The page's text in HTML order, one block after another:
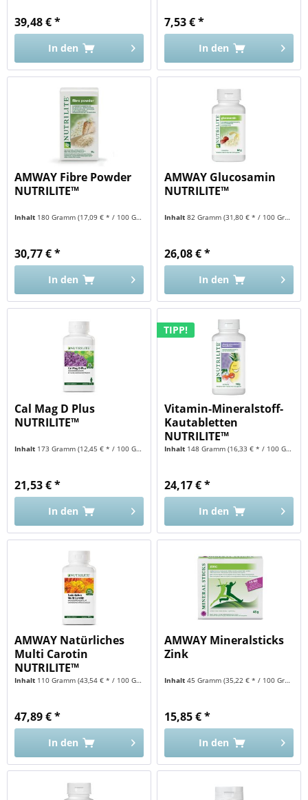
39,48 € *
In den
7,53 € *
In den
AMWAY Fibre Powder
NUTRILITE™
Inhalt 180 Gramm(17,09 € * / 100 Gramm)
30,77 € *
In den
AMWAY Glucosamin
NUTRILITE™
Inhalt82 Gramm(31,80 € * / 100 Gramm)
26,08 € *
In den
Cal Mag D Plus
NUTRILITE™
Inhalt 173 Gramm(12,45 € * / 100 Gramm)
21,53 € *
In den
TIPP!
Vitamin-Mineralstoff-
Kautabletten
NUTRILITE™
Inhalt 148 Gramm(16,33 € * / 100 Gramm)
24,17 € *
In den
AMWAY Natürliches
Multi Carotin
NUTRILITE™
Inhalt 110 Gramm(43,54 € * / 100 Gramm)
47,89 € *
In den
AMWAY Mineralsticks
Zink
Inhalt45 Gramm(35,22 € * / 100 Gramm)
15,85 € *
In den